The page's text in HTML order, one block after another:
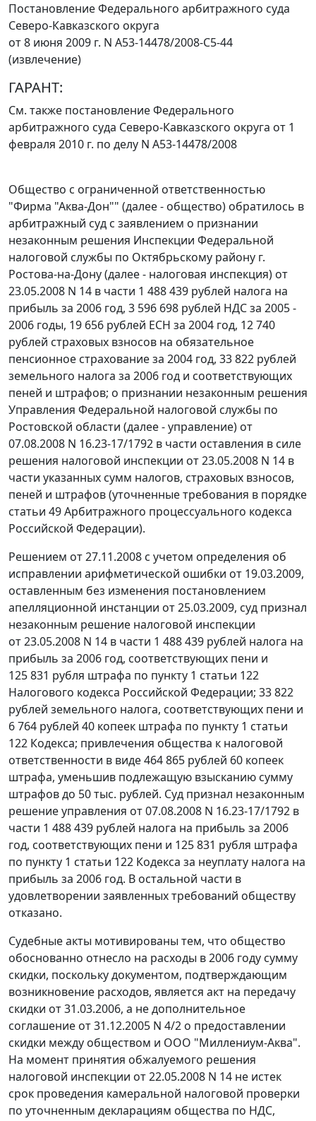
Постановление Федерального арбитражного суда
Северо-Кавказского округа
от 8 июня 2009 г. N А53-14478/2008-С5-44
(извлечение)
ГАРАНТ:
См. также постановлениеФедерального
арбитражного суда Северо-Кавказского округа от 1
февраля 2010 г. по делу N А53-14478/2008
Общество с ограниченной ответственностью
"Фирма "Аква-Дон"" (далее - общество) обратилось в
арбитражный суд с заявлением о признании
незаконным решения Инспекции Федеральной
налоговой службы по Октябрьскому району г.
Ростова-на-Дону (далее - налоговая инспекция) от
23.05.2008 N 14 в части 1 488 439 рублей налога на
прибыль за 2006 год, 3 596 698 рублей НДС за 2005 -
2006 годы, 19 656 рублей ЕСН за 2004 год, 12 740
рублей страховых взносов на обязательное
пенсионное страхование за 2004 год, 33 822 рублей
земельного налога за 2006 год и соответствующих
пеней и штрафов; о признании незаконным решения
Управления Федеральной налоговой службы по
Ростовской области (далее - управление) от
07.08.2008 N 16.23-17/1792 в части оставления в силе
решения налоговой инспекции от 23.05.2008 N 14 в
части указанных сумм налогов, страховых взносов,
пеней и штрафов (уточненные требования в порядке
статьи 49Арбитражного процессуального кодекса
Российской Федерации).
Решением от 27.11.2008 с учетом определения об
исправлении арифметической ошибки от 19.03.2009,
оставленным без изменения постановлением
апелляционной инстанции от 25.03.2009, суд признал
незаконным решение налоговой инспекции
от 23.05.2008 N 14 в части 1 488 439 рублей налога на
прибыль за 2006 год, соответствующих пени и
125 831 рубля штрафа по пункту 1 статьи 122
Налогового кодекса Российской Федерации; 33 822
рублей земельного налога, соответствующих пени и
6 764 рублей 40 копеек штрафа по пункту 1 статьи
122 Кодекса; привлечения общества к налоговой
ответственности в виде 464 865 рублей 60 копеек
штрафа, уменьшив подлежащую взысканию сумму
штрафов до 50 тыс. рублей. Суд признал незаконным
решение управления от 07.08.2008 N 16.23-17/1792 в
части 1 488 439 рублей налога на прибыль за 2006
год, соответствующих пени и 125 831 рубля штрафа
по пункту 1 статьи 122 Кодекса за неуплату налога на
прибыль за 2006 год. В остальной части в
удовлетворении заявленных требований обществу
отказано.
Судебные акты мотивированы тем, что общество
обоснованно отнесло на расходы в 2006 году сумму
скидки, поскольку документом, подтверждающим
возникновение расходов, является акт на передачу
скидки от 31.03.2006, а не дополнительное
соглашение от 31.12.2005 N 4/2 о предоставлении
скидки между обществом и ООО "Миллениум-Аква".
На момент принятия обжалуемого решения
налоговой инспекции от 22.05.2008 N 14 не истек
срок проведения камеральной налоговой проверки
по уточненным декларациям общества по НДС,